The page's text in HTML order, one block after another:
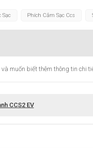
Sạc Phích Cắm Sạc Ccs
muốn biết thêm thông tin chi
CCS2 EV